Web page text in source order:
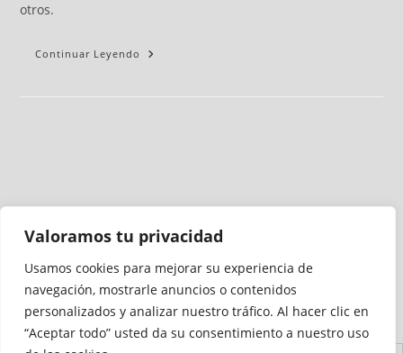
Valoramos tu privacidad
Usamos cookies para mejorar su experiencia de
navegación, mostrarle anuncios o contenidos
personalizados y analizar nuestro tráfico. Al hacer clic en
“Aceptar todo” usted da su consentimiento a nuestro uso
otros.
Continuar Leyendo
Medio auditado por